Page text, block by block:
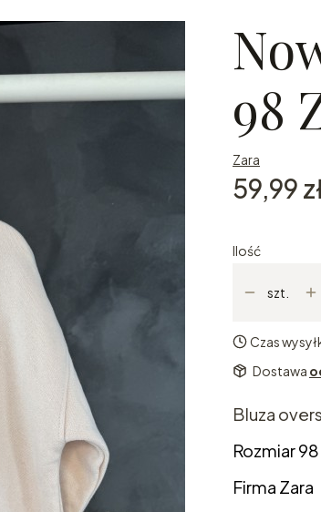
98
Zara
Cena
59,99
Ilość
szt.
Czas
Dostawa
Bluza
Rozmiar 98
Firma Zara